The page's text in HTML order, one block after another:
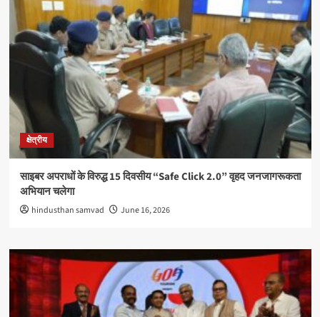
क्षेत्रीय
साइबर अपराधों के विरुद्ध 15 दिवसीय “Safe Click 2.0” वृहद जनजागरूकता
अभियान चलेगा
hindusthan samvad June 16, 2026